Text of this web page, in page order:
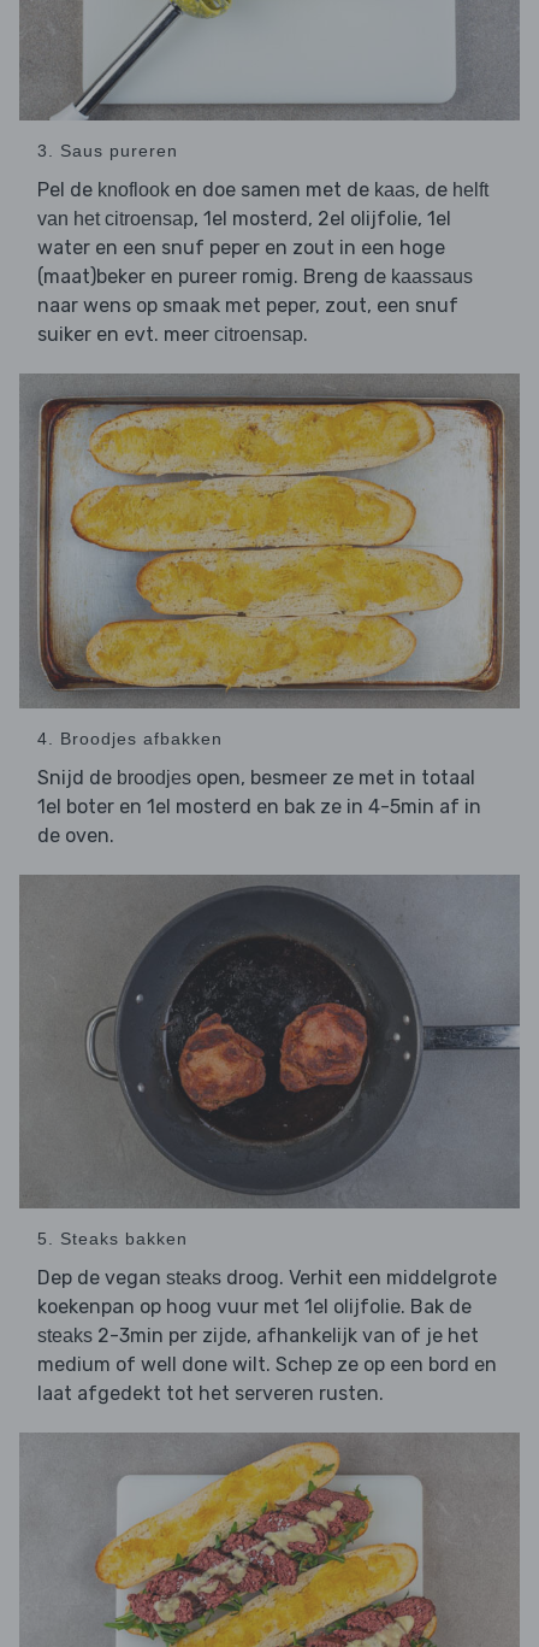
3. Saus pureren
Pel de knoflook en doe samen met de kaas, de helft
van het citroensap, 1el mosterd, 2el olijfolie, 1el
water en een snuf peper en zout in een hoge
(maat)beker en pureer romig. Breng de kaassaus
naar wens op smaak met peper, zout, een snuf
suiker en evt. meer citroensap.
4. Broodjes afbakken
Snijd de broodjes open, besmeer ze met in totaal
1el boter en 1el mosterd en bak ze in 4-5min af in
de oven.
5. Steaks bakken
Dep de vegan steaks droog. Verhit een middelgrote
koekenpan op hoog vuur met 1el olijfolie. Bak de
steaks 2-3min per zijde, afhankelijk van of je het
medium of well done wilt. Schep ze op een bord en
laat afgedekt tot het serveren rusten.